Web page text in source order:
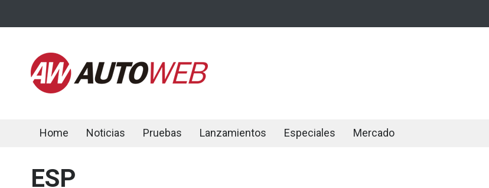
Home Noticias Pruebas Lanzamientos Especiales Mercado
ESP